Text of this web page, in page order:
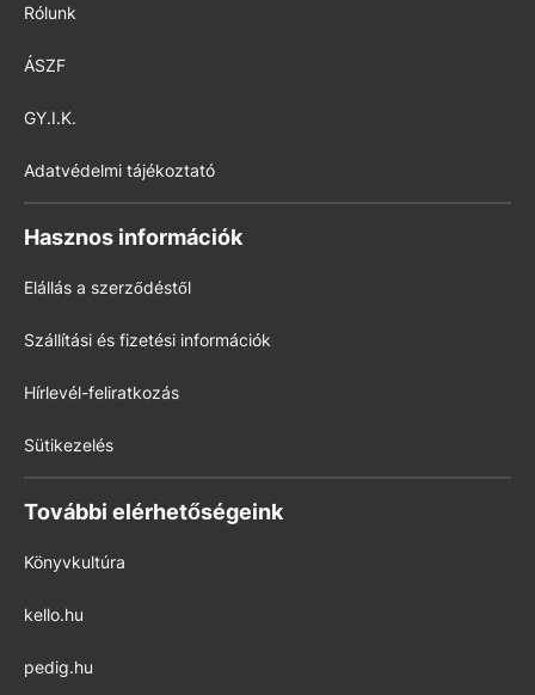
Rólunk
ÁSZF
GY.I.K.
Adatvédelmi tájékoztató
Hasznos információk
Elállás a szerződéstől
Szállítási és fizetési információk
Hírlevél-feliratkozás
Sütikezelés
További elérhetőségeink
Könyvkultúra
kello.hu
pedig.hu